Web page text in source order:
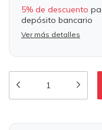
5% de descuento
depósito bancario
Ver más detalles